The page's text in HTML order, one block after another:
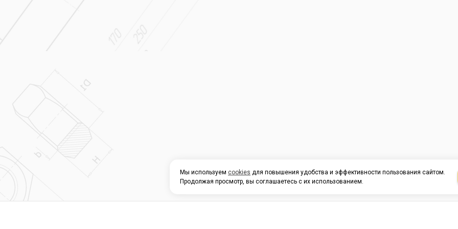
Мы используем cookies для повышения удобства и эффективности пользования сайтом.
Продолжая просмотр, вы соглашаетесь с их использованием.